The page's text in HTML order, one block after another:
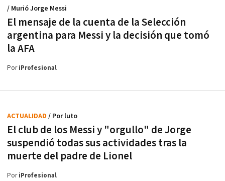
El mensaje de la cuenta de la Selección
argentina para Messi y la decisión que tomó
la AFA
/ Murió Jorge Messi
PoriProfesional
El club de los Messi y "orgullo" de Jorge
suspendió todas sus actividades tras la
muerte del padre de Lionel
ACTUALIDAD / Por luto
PoriProfesional